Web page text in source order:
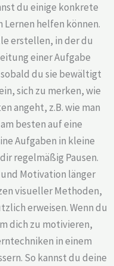
du einige konkrete
helfen können.
erstellen, in der du
einer Aufgabe
du sie bewältigt
sich zu merken, wie
angeht, z.B. wie man
besten auf eine
Aufgaben in kleine
regelmäßig Pausen.
Motivation länger
visueller Methoden,
erweisen. Wenn du
dich zu motivieren,
in einem
So kannst du deine